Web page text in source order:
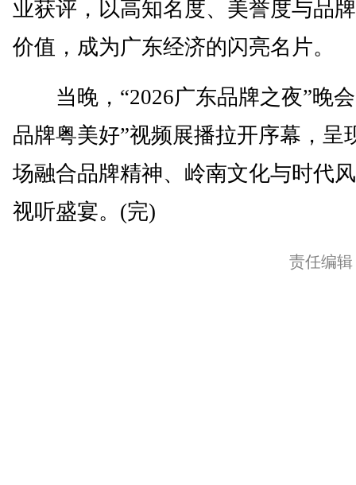
业获评，以高知名度、美誉度与品
价值，成为广东经济的闪亮名片。
当晚，“2026广东品牌之夜”晚会
品牌粤美好”视频展播拉开序幕，呈
场融合品牌精神、岭南文化与时代
视听盛宴。(完)
责任编